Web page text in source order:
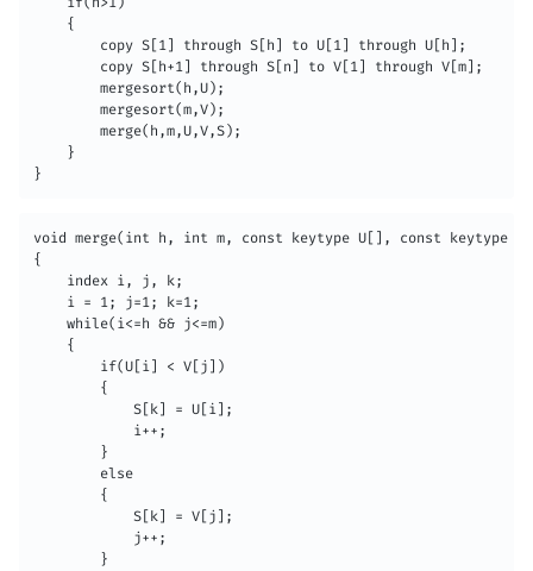
    {
        copy S[h+1] through S[n] to V[1] through V[m];
        mergesort(h,U);
        mergesort(m,V);
        merge(h,m,U,V,S);
    }
}
void merge(int h, int m, const keytype U[], const keytype
{
    i = 1; j=1; k=1;
    while(i<=h && j<=m)
    {
        {
            i++;
        }
        else
        {
            j++;
        }